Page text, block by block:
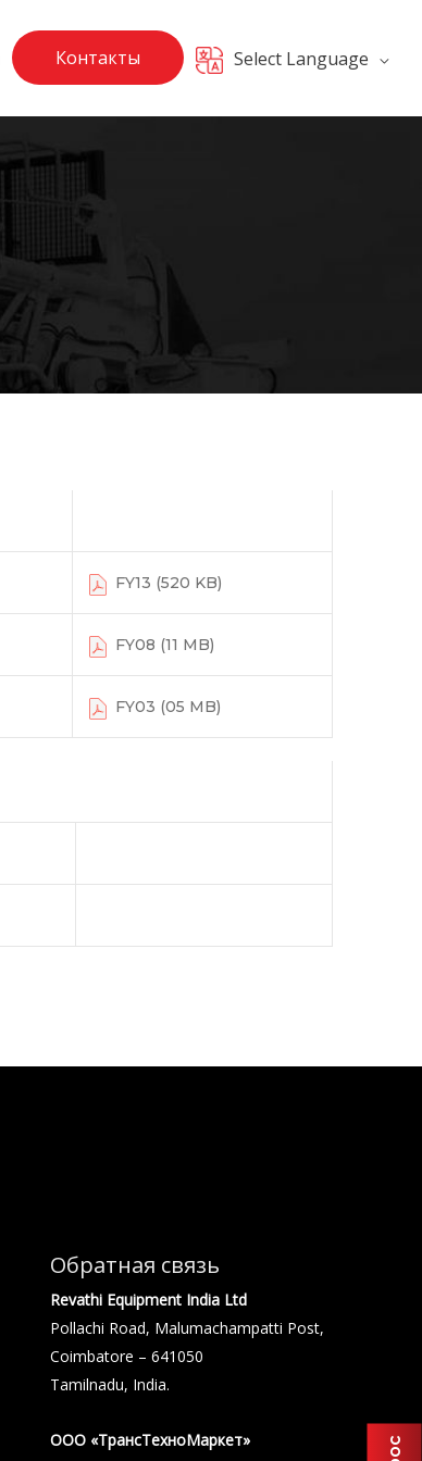
Контакты Select Language
FY13 (520 KB)
FY08 (11 MB)
FY03 (05 MB)
Обратная связь
Revathi Equipment India Ltd
Pollachi Road, Malumachampatti Post,
Coimbatore – 641050
Tamilnadu, India.
ООО «ТрансТехноМаркет»